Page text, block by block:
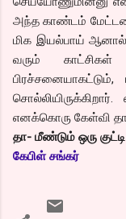
அந்த காண்டம்
மிக இயல்பாய் ஆனால்
வரும் காட்சிகள்
எனக்கொரு கேள்வி
தா- மீண்டும் ஒரு
கேபிள் சங்கர்